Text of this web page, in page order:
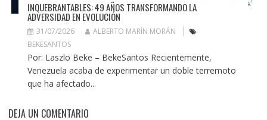
INQUEBRANTABLES: 49 AÑOS TRANSFORMANDO LA
ADVERSIDAD EN EVOLUCIÓN
31/07/2026
ALBERTO MARÍN MORÁN
BEKESANTOS
Por: Laszlo Beke – BekeSantos Recientemente,
Venezuela acaba de experimentar un doble terremoto
que ha afectado...
DEJA UN COMENTARIO